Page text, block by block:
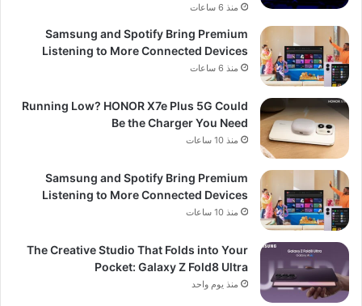
منذ 6 ساعات
Samsung and Spotify Bring Premium
Listening to More Connected Devices
منذ 6 ساعات
Running Low? HONOR X7e Plus 5G Could
Be the Charger You Need
منذ 10 ساعات
Samsung and Spotify Bring Premium
Listening to More Connected Devices
منذ 10 ساعات
The Creative Studio That Folds into Your
Pocket: Galaxy Z Fold8 Ultra
منذ يوم واحد